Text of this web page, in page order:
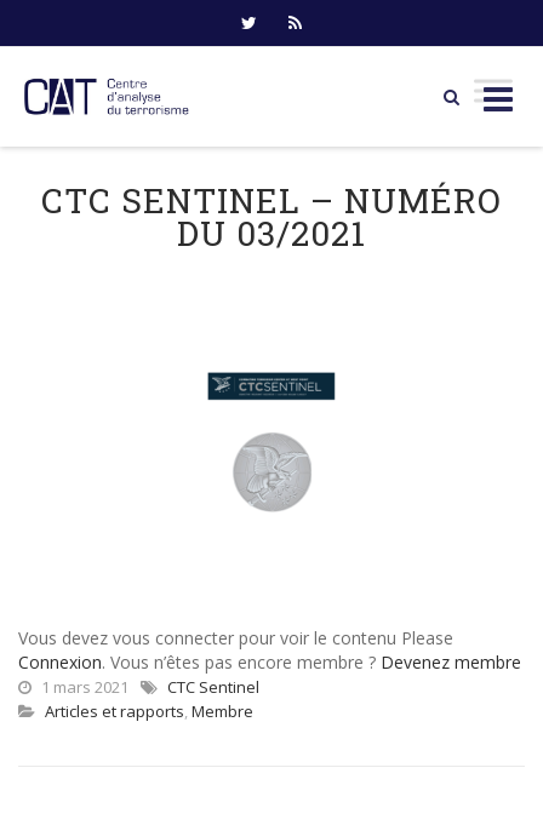
content
CTC SENTINEL – NUMÉRO
DU 03/2021
Vous devez vous connecter pour voir le contenu Please
Connexion. Vous n’êtes pas encore membre ? Devenez membre
1 mars 2021
CTC Sentinel
Articles et rapports, Membre